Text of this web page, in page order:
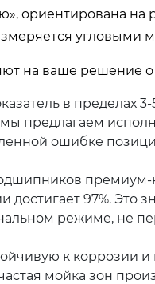
ориентирована на
угловыми
на ваше решение о
в пределах 3-
предлагаем
ошибке
премиум-
97%. Это
режиме, не
к коррозии
мойка зон